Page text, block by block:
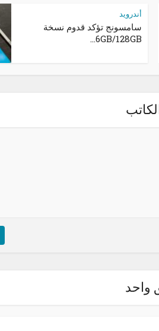
أندرويد
سامسونج تؤكد قدوم نسخة
6GB/128GB...
واحد